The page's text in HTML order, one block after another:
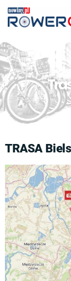
TRASA